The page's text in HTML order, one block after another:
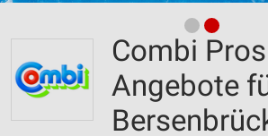
Combi
Angebote